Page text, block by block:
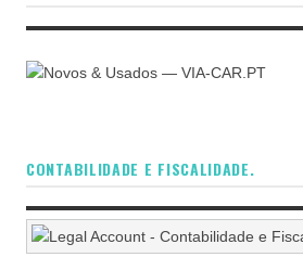
CONTABILIDADE E FISCALIDADE.